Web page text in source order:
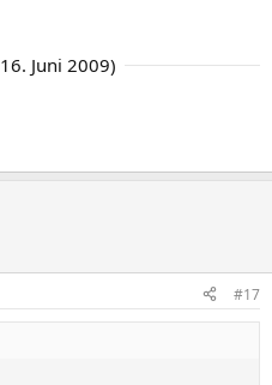
16. Juni 2009)
#17